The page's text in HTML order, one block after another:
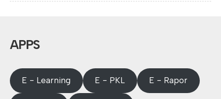
APPS
E - Learning E - PKL E - Rapor